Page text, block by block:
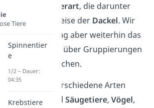
Tierart, die darunter
ist beispielsweise der Dackel. Wir
im Beitrag aber weiterhin das
„Tierart“, um über Gruppierungen
Tieren zu sprechen.
werden in verschiedene Arten
Das sindSäugetiere,Vögel,
Tiere
Spinnentier
e
1/2 – Dauer:
04:35
Krebstiere